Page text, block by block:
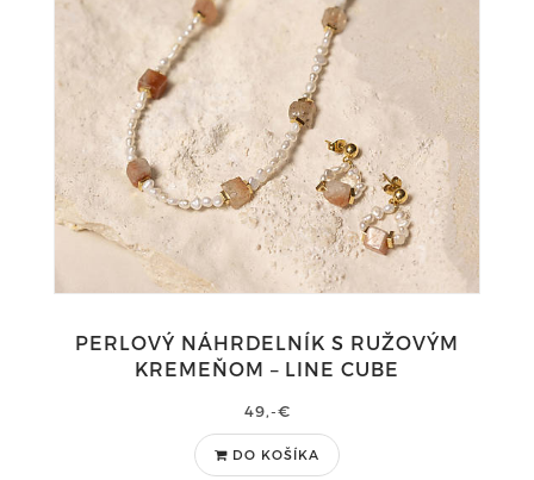
PERLOVÝ NÁHRDELNÍK S RUŽOVÝM
KREMEŇOM – LINE CUBE
49,-€
DO KOŠÍKA